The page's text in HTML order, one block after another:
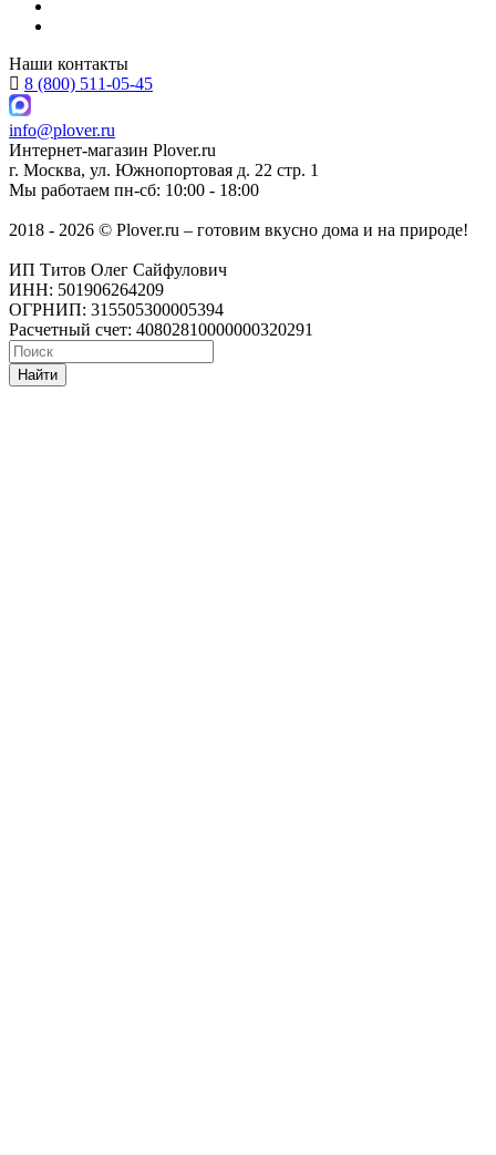
Наши контакты
8 (800) 511-05-45
info@plover.ru
Интернет-магазин Plover.ru
г. Москва, ул. Южнопортовая д. 22 стр. 1
Мы работаем пн-сб: 10:00 - 18:00
2018 - 2026 © Plover.ru – готовим вкусно дома и на природе!
ИП Титов Олег Сайфулович
ИНН: 501906264209
ОГРНИП: 315505300005394
Расчетный счет: 40802810000000320291
Найти